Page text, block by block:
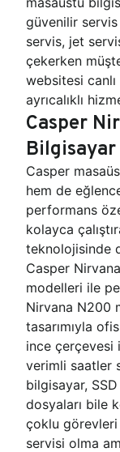
güvenilir
servis, jet
çekerken
websitesi
ayrıcalıklı
Casper
Casper
hem de
performans
kolayca
teknolojisinde
Casper
modelleri ile
Nirvana N200
tasarımıyla
ince
verimli saatler
bilgisayar,
dosyaları bile
çoklu görevleri
servisi olma